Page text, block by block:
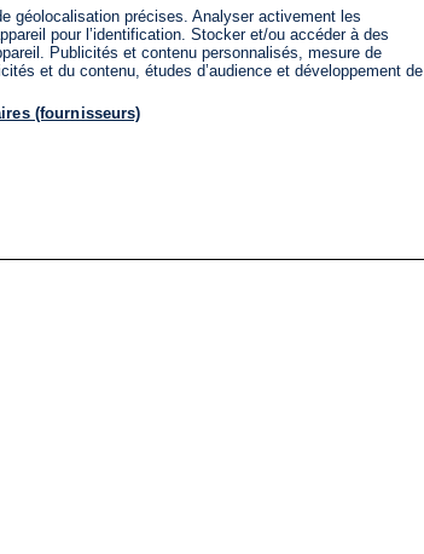
géolocalisation précises. Analyser activement les
pour l’identification. Stocker et/ou accéder à des
Publicités et contenu personnalisés, mesure de
et du contenu, études d’audience et développement de
(fournisseurs)